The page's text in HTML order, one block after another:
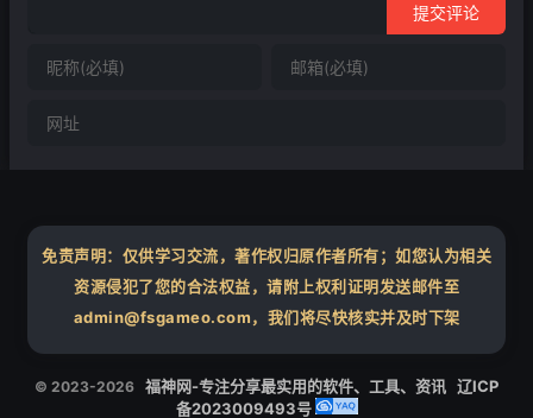
提交评论
免责声明：仅供学习交流，著作权归原作者所有；如您认为相关
资源侵犯了您的合法权益，请附上权利证明发送邮件至
admin@fsgameo.com，我们将尽快核实并及时下架
© 2023-2026 福神网-专注分享最实用的软件、工具、资讯 辽ICP
备2023009493号